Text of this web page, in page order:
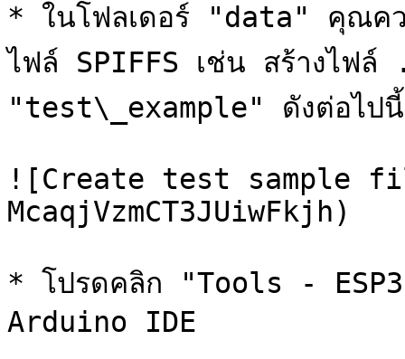
* ในโฟลเดอร์ "data" คุณคว
ไฟล์ SPIFFS เช่น สร้างไฟ
"test\_example" ดังต่อไป
![Create test sample
McaqjVzmCT3JUiwFkjh)
* โปรดคลิก "Tools -
Arduino IDE